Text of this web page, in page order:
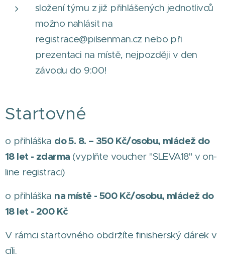
složení týmu z již přihlášených jednotlivců
možno nahlásit na
registrace@pilsenman.cz nebo při
prezentaci na místě, nejpozději v den
závodu do 9:00!
Startovné
o přihláška do 5. 8. – 350 Kč/osobu, mládež do
18 let - zdarma (vyplňte voucher "SLEVA18" v on-
line registraci)
o přihláška na místě - 500 Kč/osobu, mládež do
18 let - 200 Kč
V rámci startovného obdržíte finisherský dárek v
cíli.